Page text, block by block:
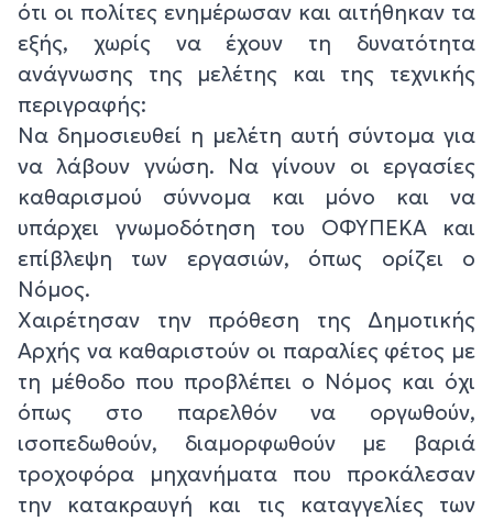
ότι οι πολίτες ενημέρωσαν και αιτήθηκαν τα
εξής, χωρίς να έχουν τη δυνατότητα
ανάγνωσης της μελέτης και της τεχνικής
περιγραφής:
Να δημοσιευθεί η μελέτη αυτή σύντομα για
να λάβουν γνώση. Να γίνουν οι εργασίες
καθαρισμού σύννομα και μόνο και να
υπάρχει γνωμοδότηση του ΟΦΥΠΕΚΑ και
επίβλεψη των εργασιών, όπως ορίζει ο
Νόμος.
Χαιρέτησαν την πρόθεση της Δημοτικής
Αρχής να καθαριστούν οι παραλίες φέτος με
τη μέθοδο που προβλέπει ο Νόμος και όχι
όπως στο παρελθόν να οργωθούν,
ισοπεδωθούν, διαμορφωθούν με βαριά
τροχοφόρα μηχανήματα που προκάλεσαν
την κατακραυγή και τις καταγγελίες των